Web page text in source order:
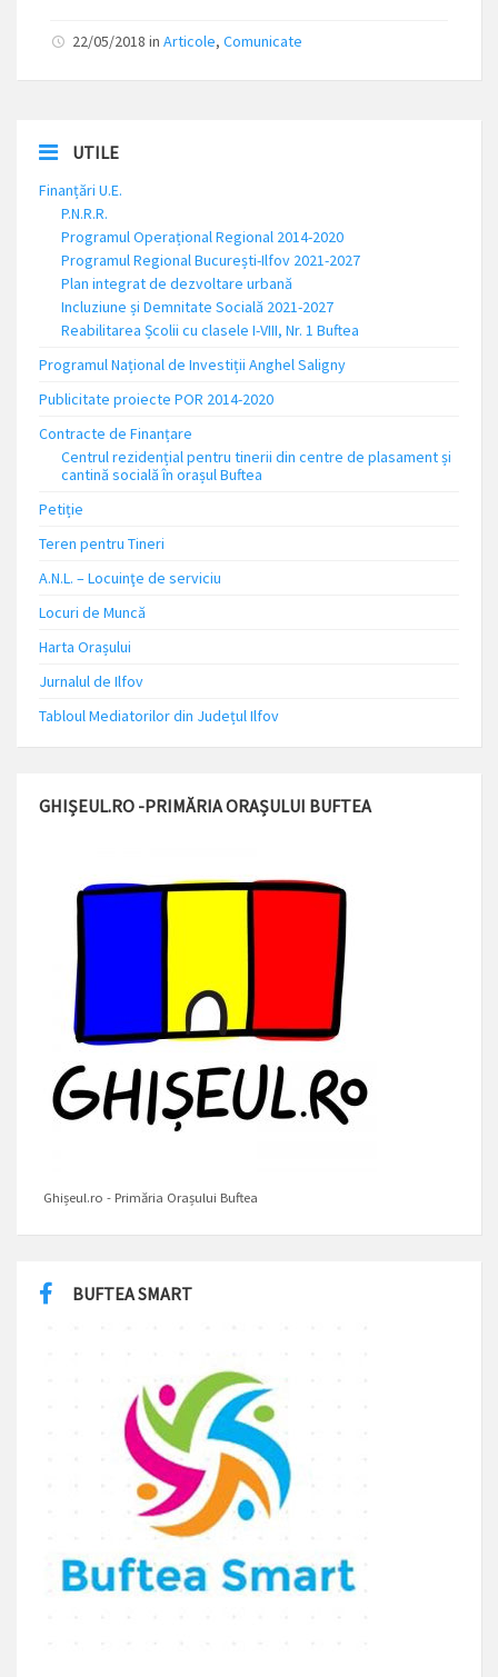
22/05/2018 in Articole, Comunicate
UTILE
Finanțări U.E.
P.N.R.R.
Programul Operațional Regional 2014-2020
Programul Regional București-Ilfov 2021-2027
Plan integrat de dezvoltare urbană
Incluziune și Demnitate Socială 2021-2027
Reabilitarea Școlii cu clasele I-VIII, Nr. 1 Buftea
Programul Național de Investiții Anghel Saligny
Publicitate proiecte POR 2014-2020
Contracte de Finanțare
Centrul rezidențial pentru tinerii din centre de plasament și
cantină socială în orașul Buftea
Petiție
Teren pentru Tineri
A.N.L. – Locuinţe de serviciu
Locuri de Muncă
Harta Orașului
Jurnalul de Ilfov
Tabloul Mediatorilor din Județul Ilfov
GHIȘEUL.RO -PRIMĂRIA ORAȘULUI BUFTEA
Ghișeul.ro - Primăria Orașului Buftea
BUFTEA SMART